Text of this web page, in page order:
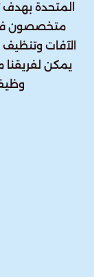
المتحدة
متخصصون في
الآفات
يمكن لفريقنا